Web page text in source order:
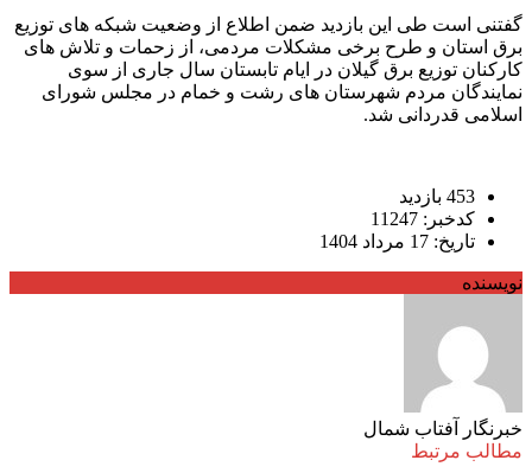
گفتنی است طی این بازدید ضمن اطلاع از وضعیت شبکه های توزیع
برق استان و طرح برخی مشکلات مردمی، از زحمات و تلاش های
کارکنان توزیع برق گیلان در ایام تابستان سال جاری از سوی
نمایندگان مردم شهرستان های رشت و خمام در مجلس شورای
اسلامی قدردانی شد.
453 بازدید
کدخبر: 11247
تاریخ: 17 مرداد 1404
نویسنده
خبرنگار آفتاب شمال
مطالب مرتبط